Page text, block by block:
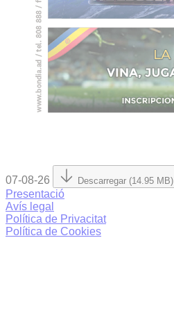
07-08-26 Descarregar (14.95 MB)
Presentació
Avís legal
Política de Privacitat
Política de Cookies